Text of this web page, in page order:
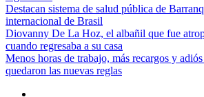
Destacan sistema de salud pública de
internacional de Brasil
Diovanny De La Hoz, el albañil que fue
cuando regresaba a su casa
Menos horas de trabajo, más recargos y
quedaron las nuevas reglas